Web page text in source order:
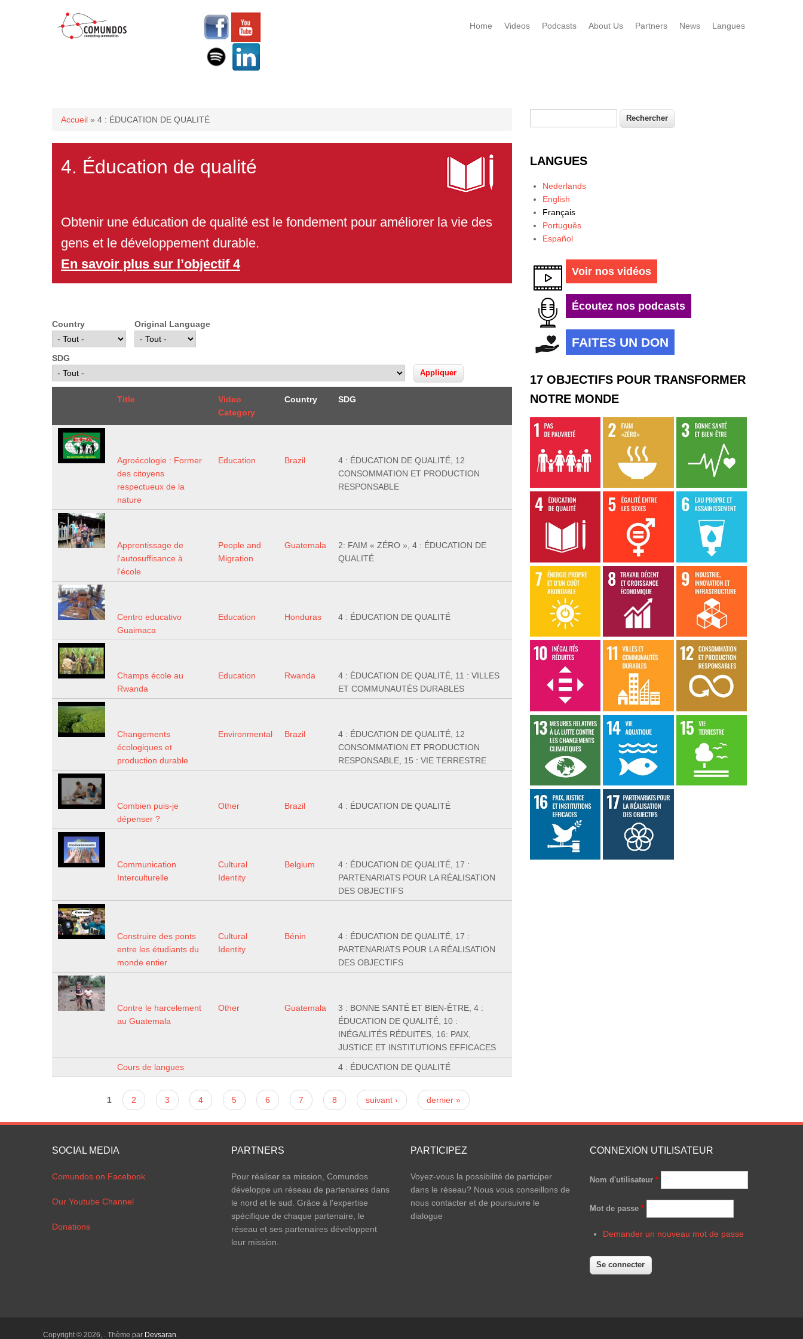
Home Videos Podcasts About Us Partners News Langues
Vous êtes ici
Accueil » 4 : ÉDUCATION DE QUALITÉ
4. Éducation de qualité
Obtenir une éducation de qualité est le fondement pour améliorer la vie des
gens et le développement durable.
En savoir plus sur l’objectif 4
Country Original Language
SDG
Title
Video
Category
Country SDG
Agroécologie : Former
des citoyens
respectueux de la
nature
Education Brazil
4 : ÉDUCATION DE QUALITÉ, 12
CONSOMMATION ET PRODUCTION
RESPONSABLE
Apprentissage de
l'autosuffisance à
l'école
People and
Migration
Guatemala
2: FAIM « ZÉRO », 4 : ÉDUCATION DE
QUALITÉ
Centro educativo
Guaimaca
Education Honduras 4 : ÉDUCATION DE QUALITÉ
Champs école au
Rwanda
Education Rwanda
4 : ÉDUCATION DE QUALITÉ, 11 : VILLES
ET COMMUNAUTÉS DURABLES
Changements
écologiques et
production durable
Environmental Brazil
4 : ÉDUCATION DE QUALITÉ, 12
CONSOMMATION ET PRODUCTION
RESPONSABLE, 15 : VIE TERRESTRE
Combien puis-je
dépenser ?
Other Brazil 4 : ÉDUCATION DE QUALITÉ
Communication
Interculturelle
Cultural
Identity
Belgium
4 : ÉDUCATION DE QUALITÉ, 17 :
PARTENARIATS POUR LA RÉALISATION
DES OBJECTIFS
Construire des ponts
entre les étudiants du
monde entier
Cultural
Identity
Bénin
4 : ÉDUCATION DE QUALITÉ, 17 :
PARTENARIATS POUR LA RÉALISATION
DES OBJECTIFS
Contre le harcelement
au Guatemala
Other Guatemala
3 : BONNE SANTÉ ET BIEN-ÊTRE, 4 :
ÉDUCATION DE QUALITÉ, 10 :
INÉGALITÉS RÉDUITES, 16: PAIX,
JUSTICE ET INSTITUTIONS EFFICACES
Cours de langues 4 : ÉDUCATION DE QUALITÉ
1 2 3 4 5 6 7 8 suivant › dernier »
Formulaire de recherche
LANGUES
Nederlands
English
Français
Português
Español
Voir nos vidéos
Écoutez nos podcasts
FAITES UN DON
17 OBJECTIFS POUR TRANSFORMER
NOTRE MONDE
SOCIAL MEDIA
Comundos on Facebook
Our Youtube Channel
Donations
PARTNERS
Pour réaliser sa mission, Comundos
développe un réseau de partenaires dans
le nord et le sud. Grâce à l'expertise
spécifique de chaque partenaire, le
réseau et ses partenaires développent
leur mission.
PARTICIPEZ
Voyez-vous la possibilité de participer
dans le réseau? Nous vous conseillons de
nous contacter et de poursuivre le
dialogue
CONNEXION UTILISATEUR
Nom d'utilisateur *
Mot de passe *
Demander un nouveau mot de passe
Copyright © 2026, . Thème par Devsaran